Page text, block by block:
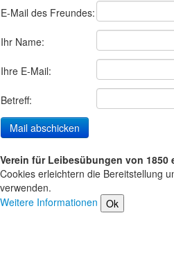
E-Mail des Freundes:
Ihr Name:
Ihre E-Mail:
Betreff:
Verein für Leibesübungen von 1850
Cookies erleichtern die Bereitstellung
verwenden.
Weitere Informationen
Ok